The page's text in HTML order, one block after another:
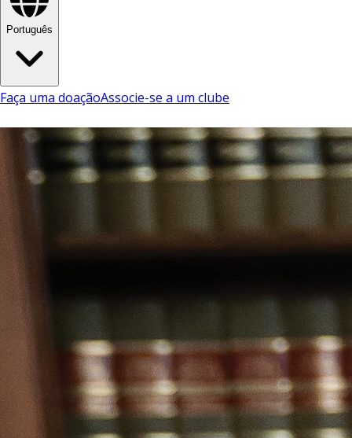
Português
Faça uma doaçãoAssocie-se a um clube